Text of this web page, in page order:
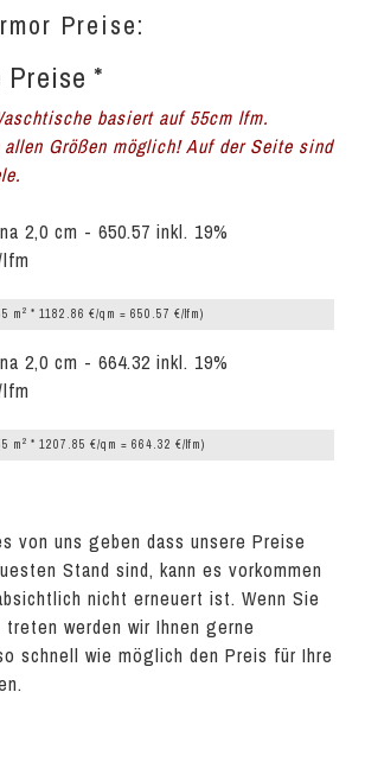
Preise:
Preise *
basiert auf 55cm lfm.
Größen möglich! Auf der Seite sind
2,0 cm - 650.57 inkl. 19%
m2 * 1182.86 €/qm = 650.57 €/lfm)
2,0 cm - 664.32 inkl. 19%
m2 * 1207.85 €/qm = 664.32 €/lfm)
von uns geben dass unsere Preise
Stand sind, kann es vorkommen
nicht erneuert ist. Wenn Sie
werden wir Ihnen gerne
schnell wie möglich den Preis für Ihre